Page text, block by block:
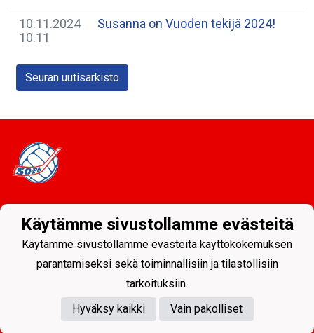
10.11.2024
10.11
Susanna on Vuoden tekijä 2024!
Seuran uutisarkisto
Sodankylän Pallo ry - Nuorissa on tulevaisuus
Käytämme sivustollamme evästeitä
Käytämme sivustollamme evästeitä käyttökokemuksen
parantamiseksi sekä toiminnallisiin ja tilastollisiin
tarkoituksiin.
Hyväksy kaikki
Vain pakolliset